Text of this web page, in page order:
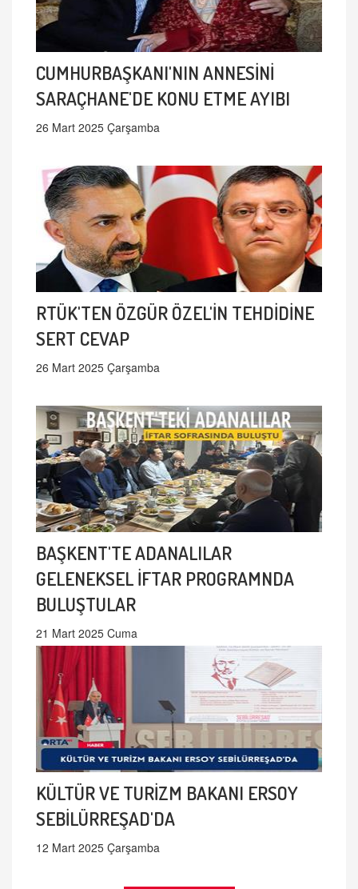
CUMHURBAŞKANI'NIN ANNESİNİ
SARAÇHANE'DE KONU ETME AYIBI
26 Mart 2025 Çarşamba
RTÜK'TEN ÖZGÜR ÖZEL'İN TEHDİDİNE
SERT CEVAP
26 Mart 2025 Çarşamba
BAŞKENT'TE ADANALILAR
GELENEKSEL İFTAR PROGRAMNDA
BULUŞTULAR
21 Mart 2025 Cuma
KÜLTÜR VE TURİZM BAKANI ERSOY
SEBİLÜRREŞAD'DA
12 Mart 2025 Çarşamba